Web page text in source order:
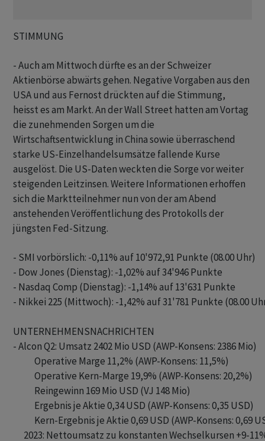
STIMMUNG
- Auch am Mittwoch dürfte es an der Schweizer
Aktienbörse abwärts gehen. Negative Vorgaben aus den
USA und aus Fernost drückten auf die Stimmung,
heisst es am Markt. An der Wall Street hatten am Vortag
die zunehmenden Sorgen um die
Wirtschaftsentwicklung in China sowie überraschend
starke US-Einzelhandelsumsätze fallende Kurse
ausgelöst. Die US-Daten weckten die Sorge vor weiter
steigenden Leitzinsen. Weitere Informationen erhoffen
sich die Marktteilnehmer nun von der am Abend
anstehenden Veröffentlichung des Protokolls der
jüngsten Fed-Sitzung.
- SMI vorbörslich: -0,11% auf 10'972,91 Punkte (08.00 Uhr)
- Dow Jones (Dienstag): -1,02% auf 34'946 Punkte
- Nasdaq Comp (Dienstag): -1,14% auf 13'631 Punkte
- Nikkei 225 (Mittwoch): -1,42% auf 31'781 Punkte (08.00
UNTERNEHMENSNACHRICHTEN
- Alcon Q2: Umsatz 2402 Mio USD (AWP-Konsens: 2386 Mio)
            Operative Marge 11,2% (AWP-Konsens: 11,5%)
            Operative Kern-Marge 19,9% (AWP-Konsens: 20,2%)
            Reingewinn 169 Mio USD (VJ 148 Mio)
            Ergebnis je Aktie 0,34 USD (AWP-Konsens: 0,35 USD)
Kern-Ergebnis je Aktie 0,69 USD (AWP-Konsens: 0,69
2023: Nettoumsatz zu konstanten Wechselkursen +9-